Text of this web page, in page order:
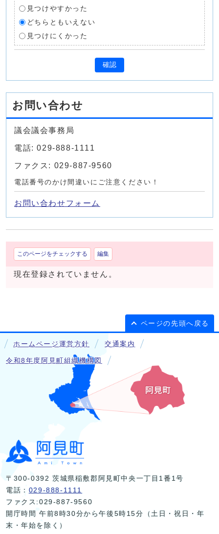
見つけやすかった
どちらともいえない
見つけにくかった
確認
お問い合わせ
議会議会事務局
電話: 029-888-1111
ファクス: 029-887-9560
電話番号のかけ間違いにご注意ください！
お問い合わせフォーム
このページをチェックする 編集
現在登録されていません。
ページの先頭へ戻る
ホームページ運営方針 交通案内
令和8年度阿見町組織機構図
〒300-0392 茨城県稲敷郡阿見町中央一丁目1番1号
電話： 029-888-1111
ファクス:029-887-9560
開庁時間 午前8時30分から午後5時15分（土日・祝日・年
末・年始を除く）